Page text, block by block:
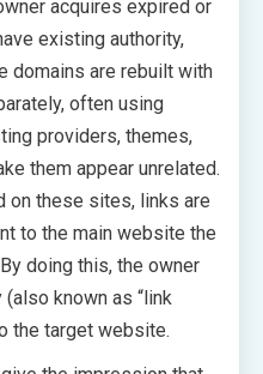
acquires expired or
existing authority,
domains are rebuilt with
often using
providers, themes,
them appear unrelated.
on these sites, links are
to the main website the
doing this, the owner
known as “link
the target website.